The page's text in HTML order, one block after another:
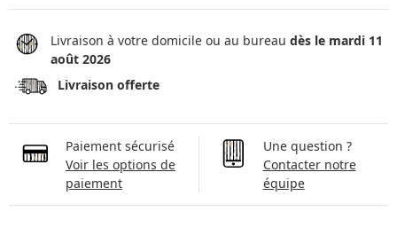
Livraison à votre domicile ou au bureau dès le mardi 11
août 2026
Livraison offerte
Paiement sécurisé
Voir les options de
paiement
Une question ?
Contacter notre
équipe